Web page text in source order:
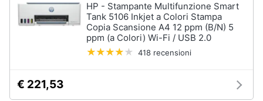
HP - Stampante Multifunzione Smart
Tank 5106 Inkjet a Colori Stampa
Copia Scansione A4 12 ppm (B/N) 5
ppm (a Colori) Wi-Fi / USB 2.0
418 recensioni
€ 221,53